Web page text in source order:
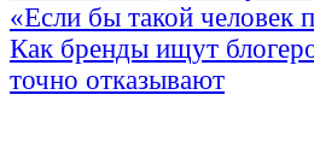
«Если бы такой человек
Как бренды ищут
точно отказывают